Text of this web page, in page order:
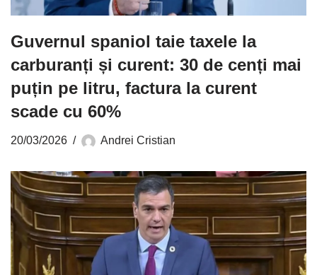
Guvernul spaniol taie taxele la
carburanți și curent: 30 de cenți mai
puțin pe litru, factura la curent
scade cu 60%
20/03/2026 Andrei Cristian